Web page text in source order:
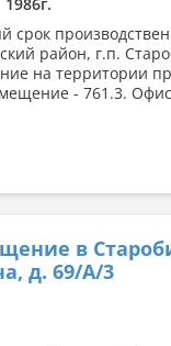
срок
район, г.п.
на территории
- 761.3.
в
д. 69/А/3